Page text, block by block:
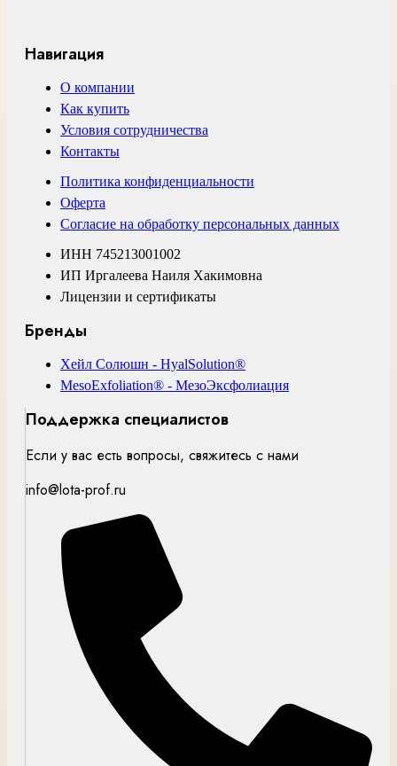
Навигация
О компании
Как купить
Условия сотрудничества
Контакты
Политика конфиденциальности
Оферта
Согласие на обработку персональных данных
ИНН 745213001002
ИП Иргалеева Наиля Хакимовна
Лицензии и сертификаты
Бренды
Хейл Солюшн - HyalSolution®
MesoExfoliation® - МезоЭксфолиация
Поддержка специалистов
Если у вас есть вопросы, свяжитесь с нами
info@lota-prof.ru